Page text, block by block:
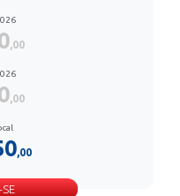
,00
,00
,00
SE